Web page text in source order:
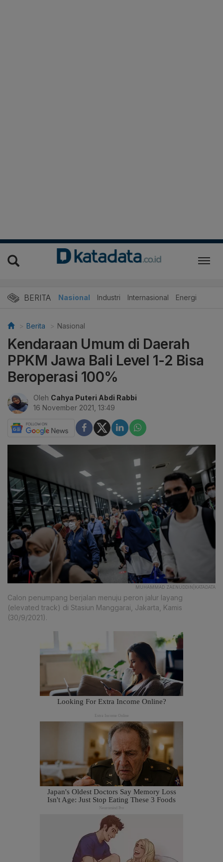
BERITA Nasional Industri Internasional Energi
Berita Nasional
Kendaraan Umum di Daerah
PPKM Jawa Bali Level 1-2 Bisa
Beroperasi 100%
Oleh Cahya Puteri Abdi Rabbi
16 November 2021, 13:49
MUHAMMAD ZAENUDDIN|KATADATA
Calon penumpang berjalan menuju peron jalur layang
(elevated track) di Stasiun Manggarai, Jakarta, Kamis
(30/9/2021).